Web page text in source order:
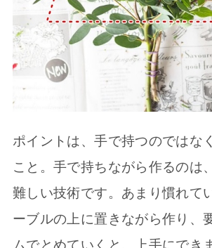
ポイントは、手で持つのではな
こと。手で持ちながら作るのは
難しい技術です。あまり慣れて
ーブルの上に置きながら作り、
ムでとめていくと、上手にでき